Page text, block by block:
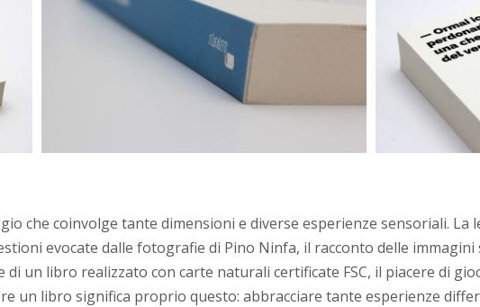
che coinvolge tante dimensioni e diverse esperienze sensoriali. La
evocate dalle fotografie di Pino Ninfa, il racconto delle
un libro realizzato con carte naturali certificate FSC, il piacere di
un libro significa proprio questo: abbracciare tante esperienze